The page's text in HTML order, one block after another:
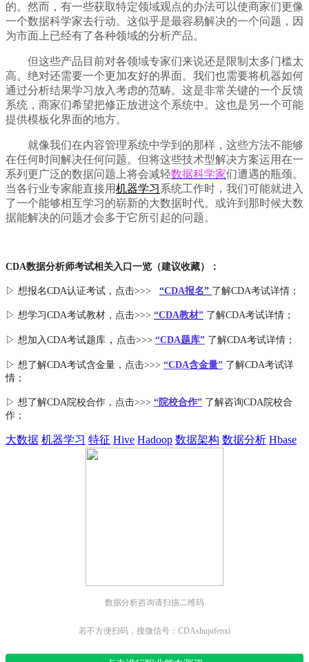
的。然而，有一些获取特定领域观点的办法可以使商家们更像
一个数据科学家去行动。这似乎是最容易解决的一个问题，因
为市面上已经有了各种领域的分析产品。
但这些产品目前对各领域专家们来说还是限制太多门槛太
高。绝对还需要一个更加友好的界面。我们也需要将机器如何
通过分析结果学习放入考虑的范畴。这是非常关键的一个反馈
系统，商家们希望把修正放进这个系统中。这也是另一个可能
提供模板化界面的地方。
就像我们在内容管理系统中学到的那样，这些方法不能够
在任何时间解决任何问题。但将这些技术型解决方案运用在一
系列更广泛的数据问题上将会减轻数据科学家们遭遇的瓶颈。
当各行业专家能直接用机器学习系统工作时，我们可能就进入
了一个能够相互学习的崭新的大数据时代。或许到那时候大数
据能解决的问题才会多于它所引起的问题。
CDA数据分析师考试相关入口一览（建议收藏）：
▷ 想报名CDA认证考试，点击>>> “CDA报名” 了解CDA考试详情；
▷ 想学习CDA考试教材，点击>>> “CDA教材” 了解CDA考试详情；
▷ 想加入CDA考试题库 ， 点击>>> “CDA题库” 了解CDA考试详情；
▷ 想了解CDA考试含金量 ，点击>>> “CDA含金量” 了解CDA考试详
情；
▷ 想了解CDA院校合作 ，点击>>> “院校合作” 了解咨询CDA院校合
作；
大数据 机器学习 特征 Hive Hadoop 数据架构 数据分析 Hbase
数据分析咨询请扫描二维码
若不方便扫码，搜微信号：CDAshujufenxi